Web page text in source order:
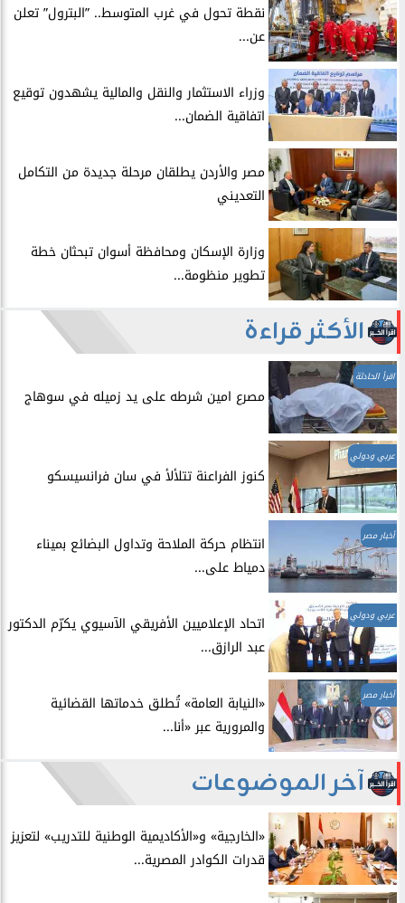
​نقطة تحول في غرب المتوسط.. ”البترول” تعلن
عن...
​وزراء الاستثمار والنقل والمالية يشهدون توقيع
اتفاقية الضمان...
​مصر والأردن يطلقان مرحلة جديدة من التكامل
التعديني
وزارة الإسكان ومحافظة أسوان تبحثان خطة
تطوير منظومة...
الأكثر قراءة
اقرأ الحادثة
مصرع امين شرطه على يد زميله في سوهاج
عربي ودولي
​كنوز الفراعنة تتلألأ في سان فرانسيسكو
أخبار مصر
انتظام حركة الملاحة وتداول البضائع بميناء
دمياط على...
عربي ودولي
اتحاد الإعلاميين الأفريقي الآسيوي يكرّم الدكتور
عبد الرازق...
أخبار مصر
​«النيابة العامة» تُطلق خدماتها القضائية
والمرورية عبر «أنا...
آخر الموضوعات
​«الخارجية» و«الأكاديمية الوطنية للتدريب» لتعزيز
قدرات الكوادر المصرية...